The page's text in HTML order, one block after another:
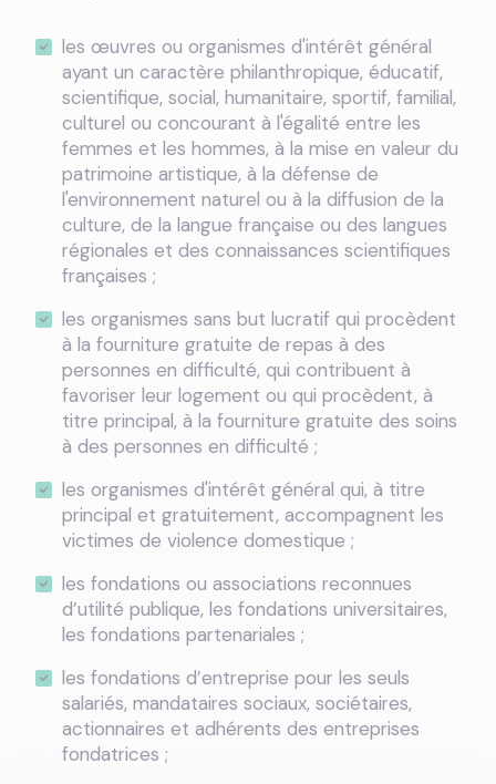
les œuvres ou organismes d'intérêt général
ayant un caractère philanthropique, éducatif,
scientifique, social, humanitaire, sportif, familial,
culturel ou concourant à l'égalité entre les
femmes et les hommes, à la mise en valeur du
patrimoine artistique, à la défense de
l'environnement naturel ou à la diffusion de la
culture, de la langue française ou des langues
régionales et des connaissances scientifiques
françaises ;
les organismes sans but lucratif qui procèdent
à la fourniture gratuite de repas à des
personnes en difficulté, qui contribuent à
favoriser leur logement ou qui procèdent, à
titre principal, à la fourniture gratuite des soins
à des personnes en difficulté ;
les organismes d'intérêt général qui, à titre
principal et gratuitement, accompagnent les
victimes de violence domestique ;
les fondations ou associations reconnues
d’utilité publique, les fondations universitaires,
les fondations partenariales ;
les fondations d’entreprise pour les seuls
salariés, mandataires sociaux, sociétaires,
actionnaires et adhérents des entreprises
fondatrices ;